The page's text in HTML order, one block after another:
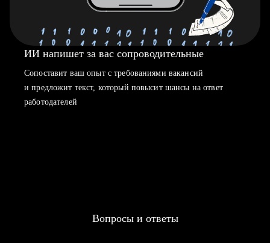
ИИ напишет за вас сопроводительные
Сопоставит ваш опыт с требованиями вакансий
и предложит текст, который повысит шансы на ответ
работодателей
Вопросы и ответы